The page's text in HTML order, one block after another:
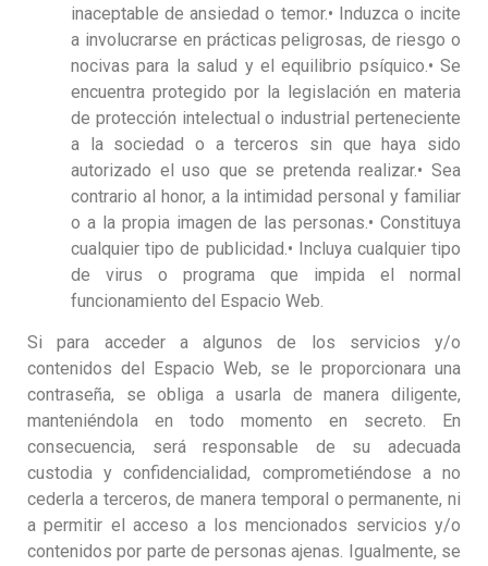
inaceptable de ansiedad o temor.• Induzca o incite
a involucrarse en prácticas peligrosas, de riesgo o
nocivas para la salud y el equilibrio psíquico.• Se
encuentra protegido por la legislación en materia
de protección intelectual o industrial perteneciente
a la sociedad o a terceros sin que haya sido
autorizado el uso que se pretenda realizar.• Sea
contrario al honor, a la intimidad personal y familiar
o a la propia imagen de las personas.• Constituya
cualquier tipo de publicidad.• Incluya cualquier tipo
de virus o programa que impida el normal
funcionamiento del Espacio Web.
Si para acceder a algunos de los servicios y/o
contenidos del Espacio Web, se le proporcionara una
contraseña, se obliga a usarla de manera diligente,
manteniéndola en todo momento en secreto. En
consecuencia, será responsable de su adecuada
custodia y confidencialidad, comprometiéndose a no
cederla a terceros, de manera temporal o permanente, ni
a permitir el acceso a los mencionados servicios y/o
contenidos por parte de personas ajenas. Igualmente, se